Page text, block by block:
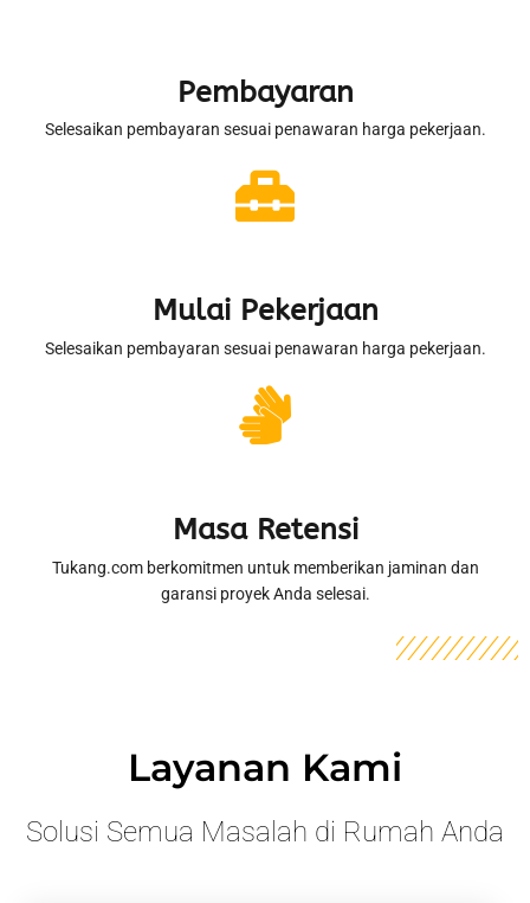
Pembayaran
Selesaikan pembayaran sesuai penawaran harga pekerjaan.
Mulai Pekerjaan
Selesaikan pembayaran sesuai penawaran harga pekerjaan.
Masa Retensi
Tukang.com berkomitmen untuk memberikan jaminan dan
garansi proyek Anda selesai.
Layanan Kami
Solusi Semua Masalah di Rumah Anda